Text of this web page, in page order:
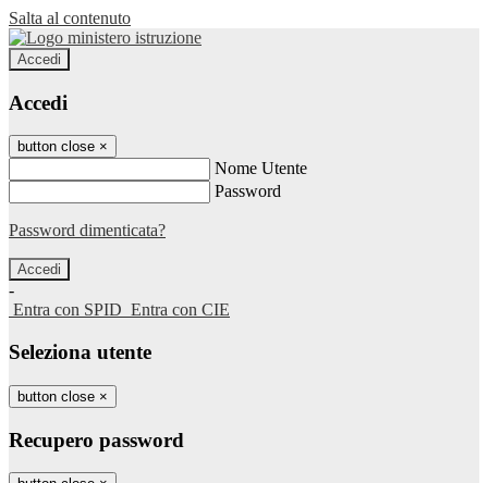
Salta al contenuto
Accedi
Accedi
button close ×
Nome Utente
Password
Password dimenticata?
-
Entra con SPID Entra con CIE
Seleziona utente
button close ×
Recupero password